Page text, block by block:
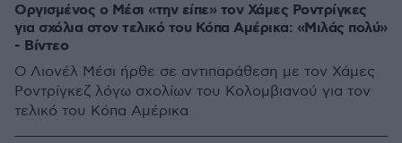
Οργισμένος ο Μέσι «την είπε» τον Χάμες Ροντρίγκες
για σχόλια στον τελικό του Κόπα Αμέρικα: «Μιλάς πολύ»
- Βίντεο
Ο Λιονέλ Μέσι ήρθε σε αντιπαράθεση με τον Χάμες
Ροντρίγκεζ λόγω σχολίων του Κολομβιανού για τον
τελικό του Κόπα Αμέρικα